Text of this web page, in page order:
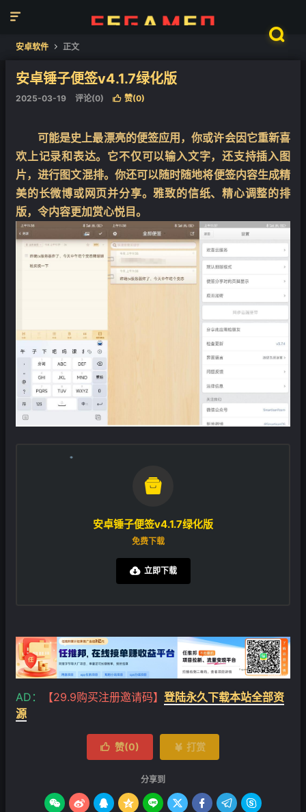


安卓软件  正文
安卓锤子便签v4.1.7绿化版
2025-03-19 评论(0)  赞(0)
可能是史上最漂亮的便签应用，你或许会因它重新喜
欢上记录和表达。它不仅可以输入文字，还支持插入图
片，进行图文混排。你还可以随时随地将便签内容生成精
美的长微博或网页并分享。雅致的信纸、精心调整的排
版，令内容更加赏心悦目。

安卓锤子便签v4.1.7绿化版
免费下载
立即下载
AD： 【29.9购买注册邀请码】 登陆永久下载本站全部资
源
 赞(0)  打赏
分享到
        